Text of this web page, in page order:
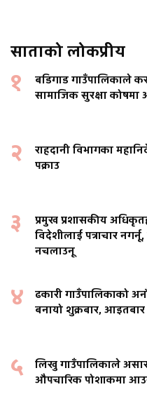
साताको लोकप्रीय
१
बडिगाड गाउँपालिकाले
सामाजिक सुरक्षा कोषमा
२
राहदानी विभागका
पक्राउ
३
प्रमुख प्रशासकीय
विदेशीलाई पत्राचार
नचलाउनू
४
ढकारी गाउँपालिकाको
बनायो शुक्रबार,
५
लिखु गाउँपालिकाले
औपचारिक पोशाकमा